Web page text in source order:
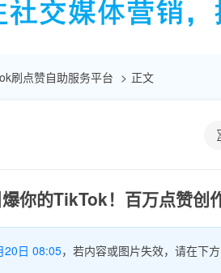
刷点赞自助服务平台 正文
你的TikTok！百万点赞创
20日 08:05，若内容或图片失效，请在下方